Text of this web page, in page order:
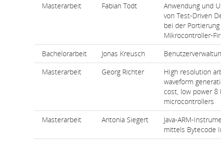
Masterarbeit
Fabian Todt
Anwendung und
von Test-Driven
bei der
Mikrocontroller-
Bachelorarbeit
Jonas Kreusch
Masterarbeit
Georg Richter
HIgh resolution
waveform
cost, low power 8
microcontrollers
Masterarbeit
Antonia Siegert
Java-ARM-
mittels Bytecode